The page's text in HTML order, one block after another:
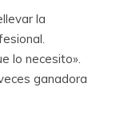
la
lo necesito».
ganadora